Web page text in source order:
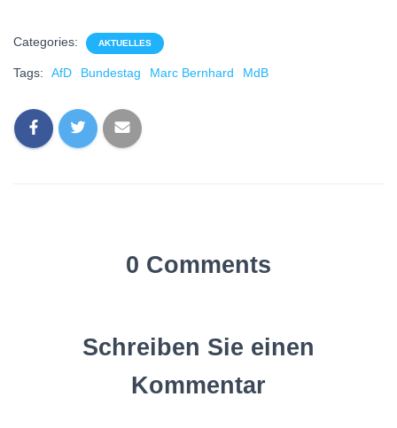
Categories: AKTUELLES
Tags: AfD Bundestag Marc Bernhard MdB
0 Comments
Schreiben Sie einen
Kommentar